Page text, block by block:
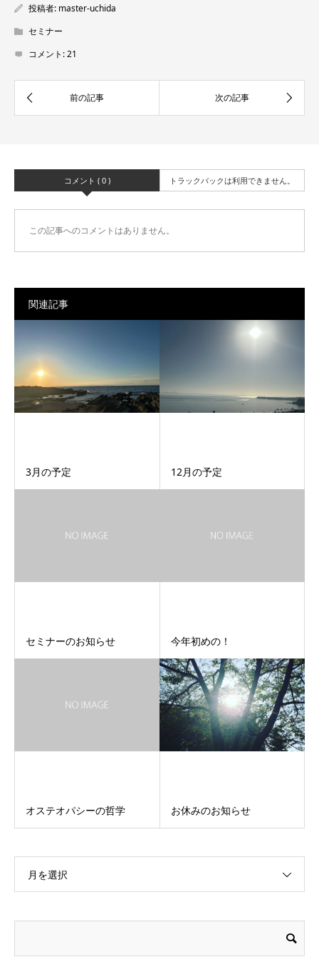
投稿者: master-uchida
セミナー
コメント:21
コメント ( 0 ) トラックバックは利用できません。
この記事へのコメントはありません。
関連記事
3月の予定 12月の予定
セミナーのお知らせ 今年初めの！
オステオパシーの哲学 お休みのお知らせ
月を選択